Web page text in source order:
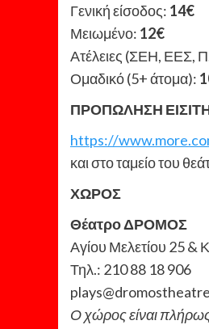
Γενική είσοδος: 14€
Μειωμένο: 12€
Ατέλειες (ΣΕΗ, ΕΕΣ,
Ομαδικό (5+ άτομα):
ΠΡΟΠΩΛΗΣΗ
https://
και στο ταμείο του
ΧΩΡΟΣ
Θέατρο ΔΡΟΜΟΣ
Αγίου Μελετίου 25 &
Τηλ.: 210 88 18 906
Ο χώρος είναι